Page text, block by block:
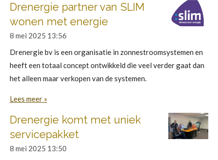
Drenergie partner van SLIM
wonen met energie
8 mei 2025 13:56
Drenergie bv is een organisatie in zonnestroomsystemen en
heeft een totaal concept ontwikkeld die veel verder gaat dan
het alleen maar verkopen van de systemen.
Lees meer »
Drenergie komt met uniek
servicepakket
8 mei 2025 13:50